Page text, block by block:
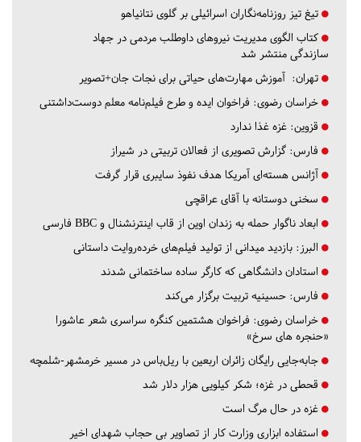
تیغ تیز روزنامه‌نگاران اسرائیلی بر گلوی نتانیاهو
کتاب الگوی مدیریت نیروهای داوطلب مردمی در جهاد
سازندگی منتشر شد
تهران: آموزش مهارت‌های حیاتی برای نجات جان+تصویر
خراسان رضوی: فراخوان ایده و طرح فیلم‌نامه معلم دوست‌داشتنی
قزوین: غزه غذا ندارد
فارس: گزارش تصویری از فعالان تربیتی در شیراز
آژانس هسته‌ای آمریکا هدف نفوذ سایبری قرار گرفت
سخنی دوستانه با آقای عراقچی
ابعاد ناگوار حمله به زندان اوین از قاب اینترنشنال و BBC فارسی
البرز: بازدید میدانی از تولید فیلم‌های خرده‌روایت داستانی
استادان دانشگاهی که کارگر ساده ساختمانی شدند
فارس: حسینیه تربیت برگزار می‌کند
خراسان رضوی: فراخوان هشتمین کنگره سراسری شعر عاشورا
«حنجره های سرخ»
جابه‌جایی رایگان زائران اربعین با ریل‌باس در مسیر خرمشهر-شلمچه
قحطی در غزه؛ شکر کیلویی هزار دلار شد
غزه در حال مرگ است
استفاده ابزاری وزارت کار از تصاویر بی حجاب شهدای اخیر